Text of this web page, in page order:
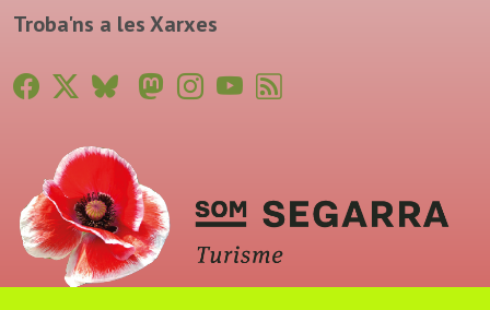
Troba'ns a les Xarxes